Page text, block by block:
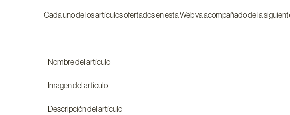
Cada uno de los artículos ofertados en esta Web va acompañado de la
Nombre del artículo
Imagen del artículo
Descripción del artículo